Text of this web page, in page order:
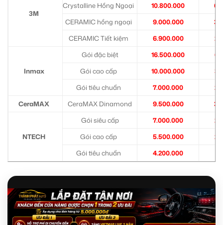
3M
Crystalline Hồng Ngoại
10.800.000
CERAMIC hồng ngoại
9.000.000
CERAMIC Tiết kiệm
6.900.000
Inmax
Gói đặc biệt 16.500.000
Gói cao cấp
10.000.000
Gói tiêu chuẩn
7.000.000
CeraMAX
CeraMAX Dinamond 9.500.000
NTECH
Gói siêu cấp 7.000.000
Gói cao cấp
5.500.000
Gói tiêu chuẩn
4.200.000